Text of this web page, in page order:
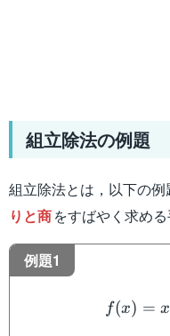
組立除法の例題
組立除法とは，以下の例
りと商をすばやく求める
例題1
f(x) = x